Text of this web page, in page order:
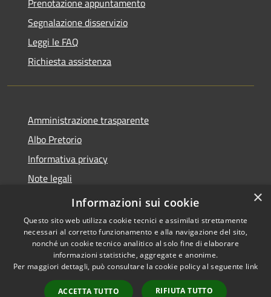
Prenotazione appuntamento
Segnalazione disservizio
Leggi le FAQ
Richiesta assistenza
Amministrazione trasparente
Albo Pretorio
Informativa privacy
Note legali
Dichiarazione di accessibilità
Accessibilità
Copyright © 2026 • Comune di
Villa Guardia • Powered by
Municipium•
Accesso
×
Informazioni sui cookie
Questo sito web utilizza cookie tecnici e assimilati strettamente
necessari al corretto funzionamento e alla navigazione del sito,
nonché un cookie tecnico analitico al solo fine di elaborare
informazioni statistiche, aggregate e anonime.
Per maggiori dettagli, può consultare la cookie policy al seguente link
ACCETTA TUTTO RIFIUTA TUTTO